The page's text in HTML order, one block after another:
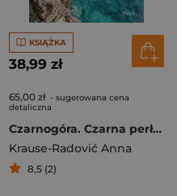
KSIĄŻKA
38,99 zł
65,00 zł - sugerowana cena
detaliczna
Czarnogóra. Czarna perła Adriatyku i życie w rytmie polako, polako
Krause-Radović Anna
8,5 (2)